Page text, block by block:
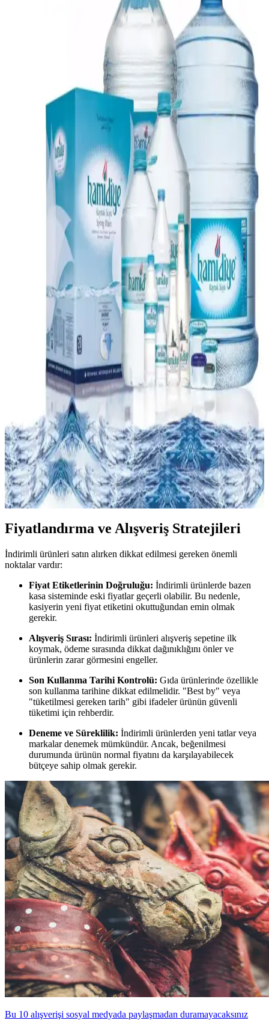
İndirimli Ürünlerle Ekonomik Yemek Planlama ve
Çeşitli Tarif Önerileri
Market indirimlerini takip ederek lahana ve patates gibi uygun fiyatlı
malzemelerle çeşitli kültürlere ait ekonomik ve besleyici yemekler
hazırlamak mümkündür. Yavaş pişirici ve farklı tariflerle menü
Ekonomik ve Ücretsiz Kişisel Bakım Ürünlerine
Ulaşmanın Yolları ve Kaynakları
Kişisel bakım ürünlerine uygun fiyatlı ve ücretsiz erişim yöntemleri
detaylıca ele alınmaktadır. Kuponlar, toplu alımlar, bağış grupları ve
destek kurumları gibi kaynaklar incelenmiştir.
Market Alışverişlerinde Tasarruf Sağlayan Etkili
Yöntemler ve Stratejiler
Market alışverişlerinde tasarruf etmek için planlama yapmak,
indirimleri takip etmek, uygun marketleri seçmek ve gıda israfını
önlemek gibi yöntemler bütçe dostu alışveriş sağlar.
A101 Marketleri ve Kampanya Fırsatlarıyla Günlük
ve Özel Gün Alışverişi
A101 marketleri, düzenli kampanyaları ve uygun fiyatlarıyla geniş
ürün yelpazesi sunar. Pasta mumları gibi küçük detaylar bile
ekonomik ve çeşitli seçeneklerle müşterilere ulaşır.
Hepsiburada Türkiye'nin En Büyük E-Ticaret
Platformu ve Güncel Fırsatları
Hepsiburada, geniş ürün yelpazesi ve avantajlı kampanyalarıyla
Türkiye'nin önde gelen e-ticaret platformudur. Hızlı lojistik ve
müşteri odaklı hizmetleriyle güvenli alışveriş fırsatları sunar.
Damacana Su Kampanyaları ve Tüketici Fırsatları
Hakkında Güncel Bilgiler
Damacana su kampanyaları indirimler, paket avantajları ve sadakat
programlarıyla ekonomik alışveriş imkanı sunar. Kampanya
detaylarını takip ederek sağlıklı ve uygun fiyatlı su tüketebilirsiniz.
Fiyatlandırma ve Alışveriş Stratejileri
İndirimli ürünleri satın alırken dikkat edilmesi gereken önemli
noktalar vardır:
Fiyat Etiketlerinin Doğruluğu: İndirimli ürünlerde bazen
kasa sisteminde eski fiyatlar geçerli olabilir. Bu nedenle,
kasiyerin yeni fiyat etiketini okuttuğundan emin olmak
gerekir.
Alışveriş Sırası: İndirimli ürünleri alışveriş sepetine ilk
koymak, ödeme sırasında dikkat dağınıklığını önler ve
ürünlerin zarar görmesini engeller.
Son Kullanma Tarihi Kontrolü: Gıda ürünlerinde özellikle
son kullanma tarihine dikkat edilmelidir. "Best by" veya
"tüketilmesi gereken tarih" gibi ifadeler ürünün güvenli
tüketimi için rehberdir.
Deneme ve Süreklilik: İndirimli ürünlerden yeni tatlar veya
markalar denemek mümkündür. Ancak, beğenilmesi
durumunda ürünün normal fiyatını da karşılayabilecek
bütçeye sahip olmak gerekir.
Bu 10 alışverişi sosyal medyada paylaşmadan duramayacaksınız